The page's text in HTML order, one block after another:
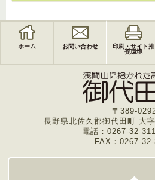
ホーム お問い合わせ
印刷・サイト推
奨環境
〒389-
長野県北佐久郡御代田町 大
電話：0267-32-
FAX：0267-